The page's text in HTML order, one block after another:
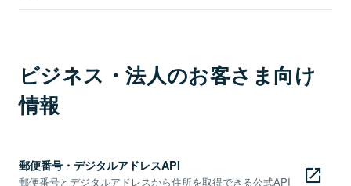
ビジネス・法人のお客さま向け
情報
郵便番号・デジタルアドレスAPI
郵便番号とデジタルアドレスから住所を取得できる公式API